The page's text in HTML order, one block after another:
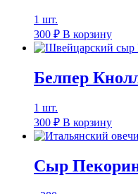
1 шт.
300 ₽ В корзину
Белпер
1 шт.
300 ₽ В корзину
Сыр